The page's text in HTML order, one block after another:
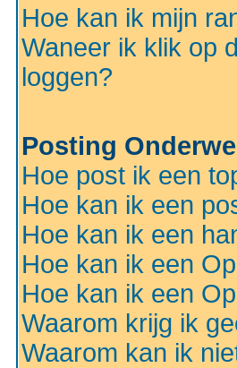
Hoe kan ik mijn
Waneer ik klik op
loggen?
Posting
Hoe post ik een
Hoe kan ik een
Hoe kan ik een
Hoe kan ik een
Hoe kan ik een
Waarom krijg ik
Waarom kan ik